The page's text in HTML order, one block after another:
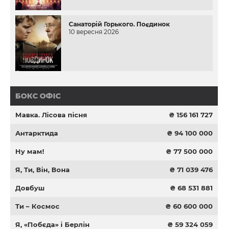
Санаторій Горького. Поєдинок
10 вересня 2026
БОКС ОФІС
Мавка. Лісова пісня ₴ 156 161 727
Антарктида ₴ 94 100 000
Ну мам! ₴ 77 500 000
Я, Ти, Він, Вона ₴ 71 039 476
Довбуш ₴ 68 531 881
Ти – Космос ₴ 60 600 000
Я, «Побєда» і Берлін ₴ 59 324 059